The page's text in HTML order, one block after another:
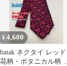
¥4,600
batak ネクタイ レッド
花柄・ボタニカル柄 メ